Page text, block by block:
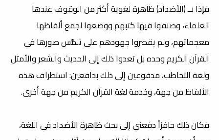
فإذا بــ (الأضداد) ظاهرة لغوية أكثر من الوقوف عندها
العلماء، وصنفوا فيها كتبهم ووضعوا لجمع ألفاظها
معجماتهم، ولم يقصروا جهودهم على تلمُّس صورها في
القرآن الكريم وحده بلتعدوا ذلك إلى الحديث والشعر والأمثل
ولغة التخاطب، مدفوعين إلى ذلك بدافعين: استظراف هذه
الألفاظ من جهة، وخدمة لغة القرآن الكريم من جهة أخرى.
فكان ذلك حافزاً دفعني إلى بحث ظاهرة الأضداد في اللغة،